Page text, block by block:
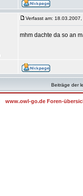
Verfasst am: 18.03.2007,
mhm dachte da so an
Beiträge der
www.owl-go.de Foren-